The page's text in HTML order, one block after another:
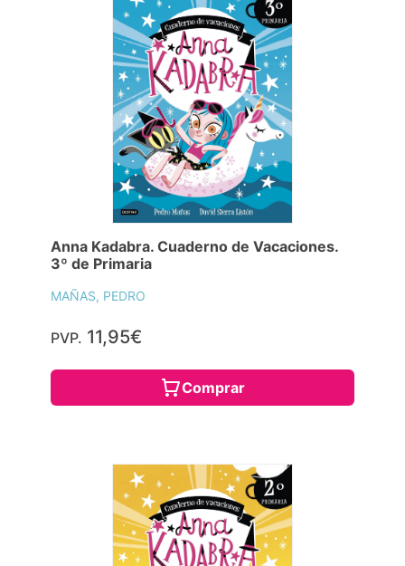
Anna Kadabra. Cuaderno de Vacaciones.
3º de Primaria
MAÑAS, PEDRO
PVP. 11,95€
Comprar